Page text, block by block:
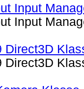
Input
Input
Direct3D
Direct3D